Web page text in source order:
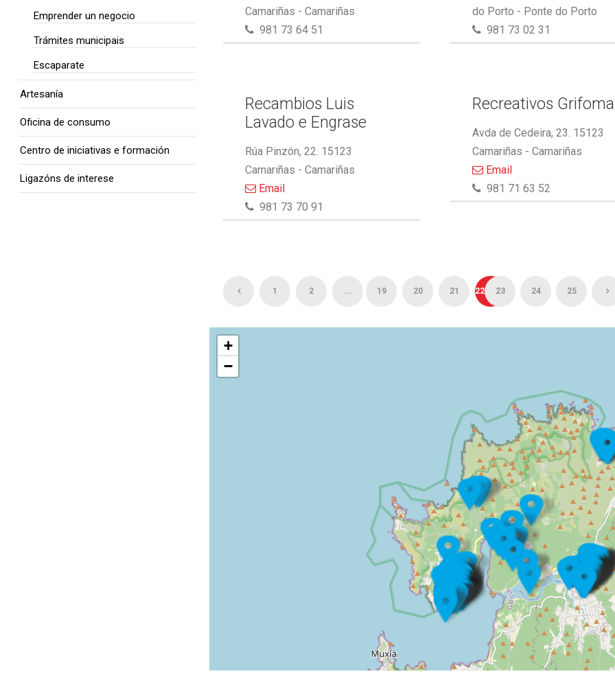
Camariñas - Camariñas
981 73 64 51
do Porto - Ponte do Porto
981 73 02 31
Recambios Luis
Lavado e Engrase
Rúa Pinzón, 22. 15123
Camariñas - Camariñas
Email
981 73 70 91
Recreativos
Avda de Cedeira, 23. 15123
Camariñas - Camariñas
Email
981 71 63 52
1 2 ... 19 20 21 22 23 24 25
+
−
Emprender un negocio
Trámites municipais
Escaparate
Artesanía
Oficina de consumo
Centro de iniciativas e formación
Ligazóns de interese